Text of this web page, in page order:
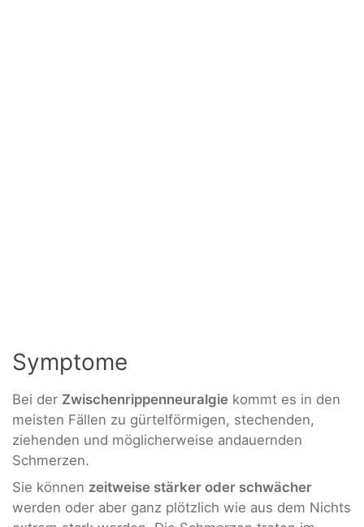
Symptome
Bei der Zwischenrippenneuralgie kommt es in den
meisten Fällen zu gürtelförmigen, stechenden,
ziehenden und möglicherweise andauernden
Schmerzen.
Sie können zeitweise stärker oder schwächer
werden oder aber ganz plötzlich wie aus dem Nichts